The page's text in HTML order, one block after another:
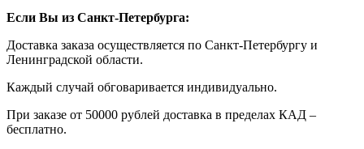
Если Вы из Санкт-Петербурга:
Доставка заказа осуществляется по Санкт-Петербургу и
Ленинградской области.
Каждый случай обговаривается индивидуально.
При заказе от 50000 рублей доставка в пределах КАД –
бесплатно.